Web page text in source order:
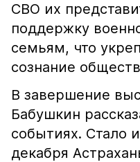
СВО их
поддержку
семьям, что
сознание
В завершение
Бабушкин
событиях. Стало
декабря